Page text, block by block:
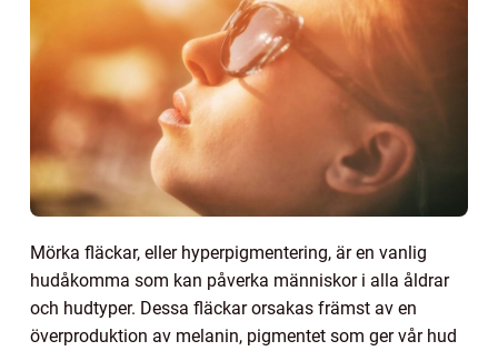
Mörka fläckar, eller hyperpigmentering, är en vanlig
hudåkomma som kan påverka människor i alla åldrar
och hudtyper. Dessa fläckar orsakas främst av en
överproduktion av melanin, pigmentet som ger vår hud